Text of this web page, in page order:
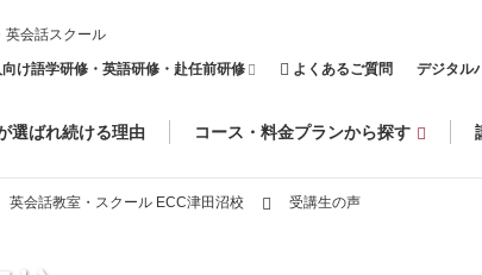
英会話スクール
け語学研修・英語研修・赴任前研修 よくあるご質問 デジタル
選ばれ続ける理由 コース・料金プランから探す
英会話教室・スクール ECC津田沼校 受講生の声